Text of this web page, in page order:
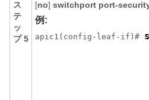
ス
テ
ッ
プ 5
[no] switchport port-
例:
apic1(config-leaf-if)#